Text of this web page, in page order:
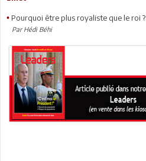
• Pourquoi être plus royaliste que le roi ?
Par Hédi Béhi